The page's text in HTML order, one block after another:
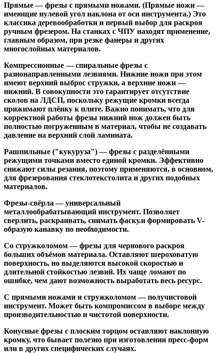
Прямые— фрезы с прямыми ножами. (Прямые ножи —
имеющие нулевой угол наклона от оси инструмента.) Это
классика деревообработки и первый выбор для раскроя
ручным фрезером. На станках с ЧПУ находят применение,
главным образом, при резке фанеры и других
многослойных материалов.
Компрессионные— спиральные фрезы с
разнонаправленными лезвиями. Нижние ножи при этом
имеют верхний выброс стружки, а верхние ножи —
нижний. В совокупности это гарантирует отсутствие
сколов на ЛДСП, поскольку режущие кромки всегда
прижимают плёнку к плите. Важно понимать, что для
корректной работы фрезы нижний нож должен быть
полностью погруженным в материал, чтобы не создавать
давление на верхний слой ламината.
Рашпильные ("кукуруза")— фрезы с разделёнными
режущими точками вместо единой кромки. Эффективно
снижают силы резания, поэтому применяются, в основном,
для фрезерования стеклотекстолита и других подобных
материалов.
Фрезы-свёрла — универсальный
металлообрабатывающий инструмент. Позволяет
сверлить, раскраивать, снимать фаску.и формировать V-
образую канавку по необходимости.
Со стружколомом— фрезы для чернового раскроя
больших объёмов материала. Оставляют шероховатую
поверхность, но выделяются высокой скоростью и
длительной стойкостью лезвий. Их чаще ломают по
ошибке, чем дают возможность выработать весь ресурс.
С прямыми ножами и стружколомом— получистовой
инструмент. Может быть компромиссом в выборе между
производительностью и чистотой поверхности.
Конусные фрезы с плоским торцом оставляют наклонную
кромку, что бывает полезно при изготовлении пресс-форм
или в других специфических случаях.